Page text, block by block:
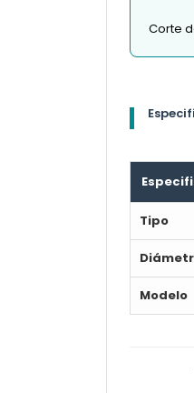
Corte
Tipo
Modelo